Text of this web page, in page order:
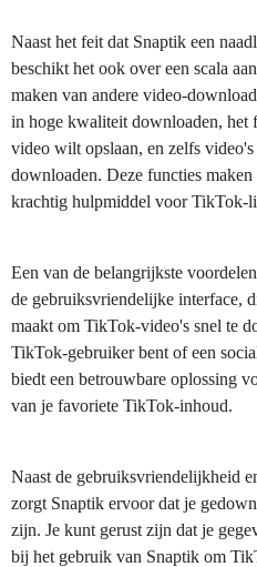
Naast het feit dat Snaptik een
beschikt het ook over een scala
maken van andere video-
in hoge kwaliteit downloaden, het
video wilt opslaan, en zelfs
downloaden. Deze functies
krachtig hulpmiddel voor TikTok-
Een van de belangrijkste
de gebruiksvriendelijke interface,
maakt om TikTok-video's snel te
TikTok-gebruiker bent of een
biedt een betrouwbare oplossing
van je favoriete TikTok-inhoud.
Naast de gebruiksvriendelijkheid
zorgt Snaptik ervoor dat je
zijn. Je kunt gerust zijn dat je
bij het gebruik van Snaptik om